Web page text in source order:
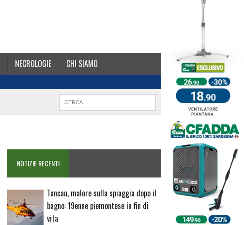
NECROLOGIE CHI SIAMO
NOTIZIE RECENTI
Tancau, malore sulla spiaggia dopo il
bagno: 19enne piemontese in fin di
vita